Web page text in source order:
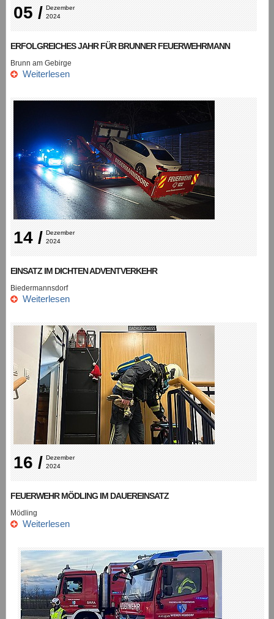
05 / Dezember
2024
ERFOLGREICHES JAHR FÜR BRUNNER FEUERWEHRMANN
Brunn am Gebirge
Weiterlesen
14 / Dezember
2024
EINSATZ IM DICHTEN ADVENTVERKEHR
Biedermannsdorf
Weiterlesen
16 / Dezember
2024
FEUERWEHR MÖDLING IM DAUEREINSATZ
Mödling
Weiterlesen